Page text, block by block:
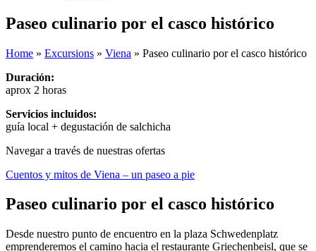
Paseo culinario por el casco histórico
Home » Excursions » Viena » Paseo culinario por el casco histórico
Duración:
aprox 2 horas
Servicios incluidos:
guía local + degustación de salchicha
Navegar a través de nuestras ofertas
Cuentos y mitos de Viena – un paseo a pie
Paseo culinario por el casco histórico
Desde nuestro punto de encuentro en la plaza Schwedenplatz
emprenderemos el camino hacia el restaurante Griechenbeisl, que se